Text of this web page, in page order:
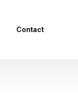
Contact